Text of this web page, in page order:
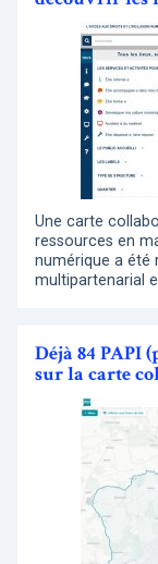
Une carte
ressources en
numérique a été
multipartenarial
Déjà 84 PAPI
sur la carte